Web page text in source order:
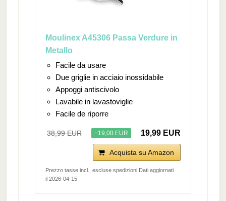
Moulinex A45306 Passa Verdure in
Metallo
Facile da usare
Due griglie in acciaio inossidabile
Appoggi antiscivolo
Lavabile in lavastoviglie
Facile de riporre
38,99 EUR −19,00 EUR 19,99 EUR
Acquista su Amazon
Prezzo tasse incl., escluse spedizioni Dati aggiornati
il 2026-04-15